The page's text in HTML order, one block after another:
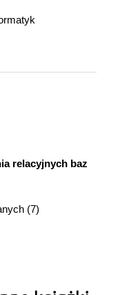
relacyjnych baz
(7)
(18)